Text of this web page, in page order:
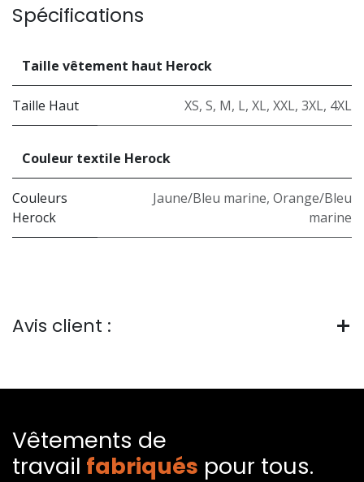
Spécifications
Taille vêtement haut Herock
Taille Haut XS, S, M, L, XL, XXL, 3XL, 4XL
Couleur textile Herock
Couleurs
Herock
Jaune/Bleu marine, Orange/Bleu
marine
Avis client :
Vêtements de
travail fabriqués​ pour tous.